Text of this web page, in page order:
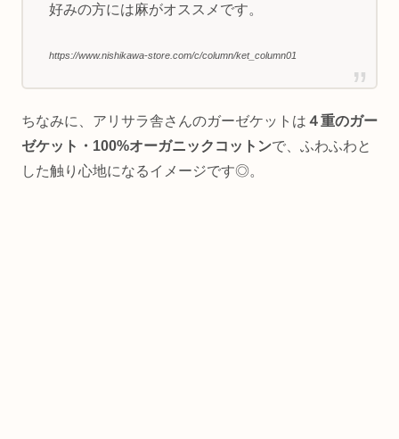
好みの方には麻がオススメです。
https://www.nishikawa-store.com/c/column/ket_column01
ちなみに、アリサラ舎さんのガーゼケットは ４重のガー
ゼケット・100%オーガニックコットンで、ふわふわと
した触り心地になるイメージです◎。